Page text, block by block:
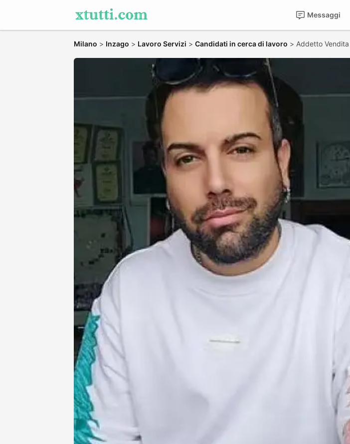
Messaggi
Milano > Inzago > Lavoro Servizi > Candidati in cerca di lavoro > Addetto